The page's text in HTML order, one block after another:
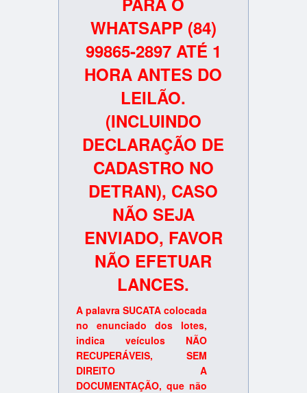
WHATSAPP (84)
99865-2897 ATÉ 1
HORA ANTES DO
LEILÃO.
(INCLUINDO
DECLARAÇÃO DE
CADASTRO NO
DETRAN), CASO
NÃO SEJA
ENVIADO, FAVOR
NÃO EFETUAR
LANCES.
A palavra SUCATA colocada
no enunciado dos lotes,
indica veículos NÃO
RECUPERÁVEIS, SEM
DIREITO A
DOCUMENTAÇÃO, que não